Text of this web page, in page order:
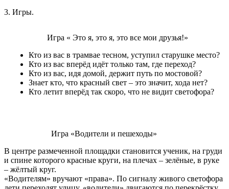
3. Игры.
Игра « Это я, это я, это все мои друзья!»
Кто из вас в трамвае тесном, уступил старушке место?
Кто из вас вперёд идёт только там, где переход?
Кто из вас, идя домой, держит путь по мостовой?
Знает кто, что красный свет – это значит, хода нет?
Кто летит вперёд так скоро, что не видит светофора?
Игра «Водители и пешеходы»
В центре размеченной площадки становится ученик, на груди
и спине которого красные круги, на плечах – зелёные, в руке
– жёлтый круг.
«Водителям» вручают «права». По сигналу живого светофора